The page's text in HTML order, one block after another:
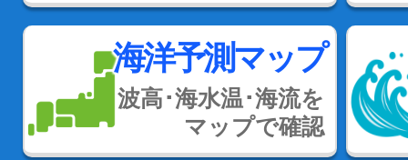
海洋予測マップ
波高･海水温･海流を
マップで確認